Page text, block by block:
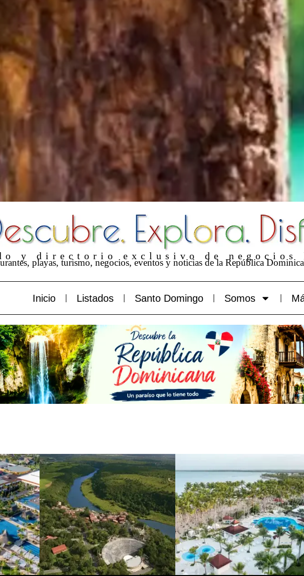
y directorio exclusivo de negocios
playas, turismo, negocios, eventos y noticias de la República
Inicio Listados Santo Domingo Somos